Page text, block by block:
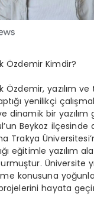
Özdemir Kimdir?
Özdemir, yazılım
yenilikçi
dinamik bir yazılım
Beykoz
Trakya
eğitimle yazılım
Üniversite
konusuna
hayata